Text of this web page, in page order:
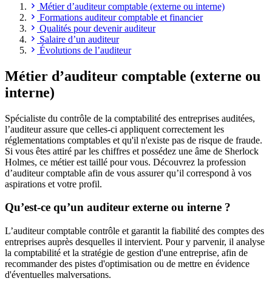
Métier d’auditeur comptable (externe ou interne)
Formations auditeur comptable et financier
Qualités pour devenir auditeur
Salaire d’un auditeur
Évolutions de l’auditeur
Métier d’auditeur comptable (externe ou
interne)
Spécialiste du contrôle de la comptabilité des entreprises auditées,
l’auditeur assure que celles-ci appliquent correctement les
réglementations comptables et qu'il n'existe pas de risque de fraude.
Si vous êtes attiré par les chiffres et possédez une âme de Sherlock
Holmes, ce métier est taillé pour vous. Découvrez la profession
d’auditeur comptable afin de vous assurer qu’il correspond à vos
aspirations et votre profil.
Qu’est-ce qu’un auditeur externe ou interne ?
L’auditeur comptable contrôle et garantit la fiabilité des comptes des
entreprises auprès desquelles il intervient. Pour y parvenir, il analyse
la comptabilité et la stratégie de gestion d'une entreprise, afin de
recommander des pistes d'optimisation ou de mettre en évidence
d'éventuelles malversations.